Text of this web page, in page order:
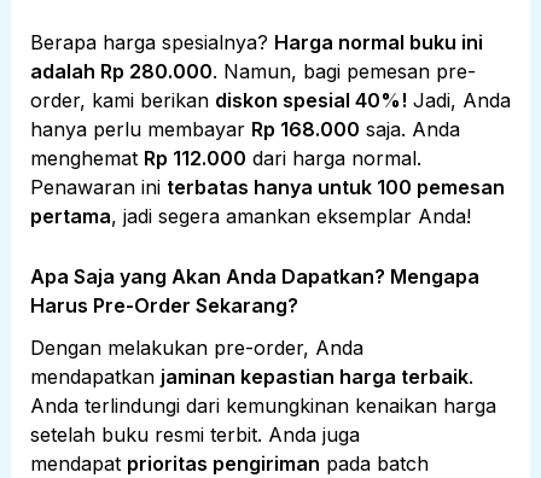
Berapa harga spesialnya? Harga normal buku ini
adalah Rp 280.000. Namun, bagi pemesan pre-
order, kami berikan diskon spesial 40%! Jadi, Anda
hanya perlu membayar Rp 168.000 saja. Anda
menghemat Rp 112.000 dari harga normal.
Penawaran ini terbatas hanya untuk 100 pemesan
pertama, jadi segera amankan eksemplar Anda!
Apa Saja yang Akan Anda Dapatkan? Mengapa
Harus Pre-Order Sekarang?
Dengan melakukan pre-order, Anda
mendapatkan jaminan kepastian harga terbaik.
Anda terlindungi dari kemungkinan kenaikan harga
setelah buku resmi terbit. Anda juga
mendapat prioritas pengiriman pada batch